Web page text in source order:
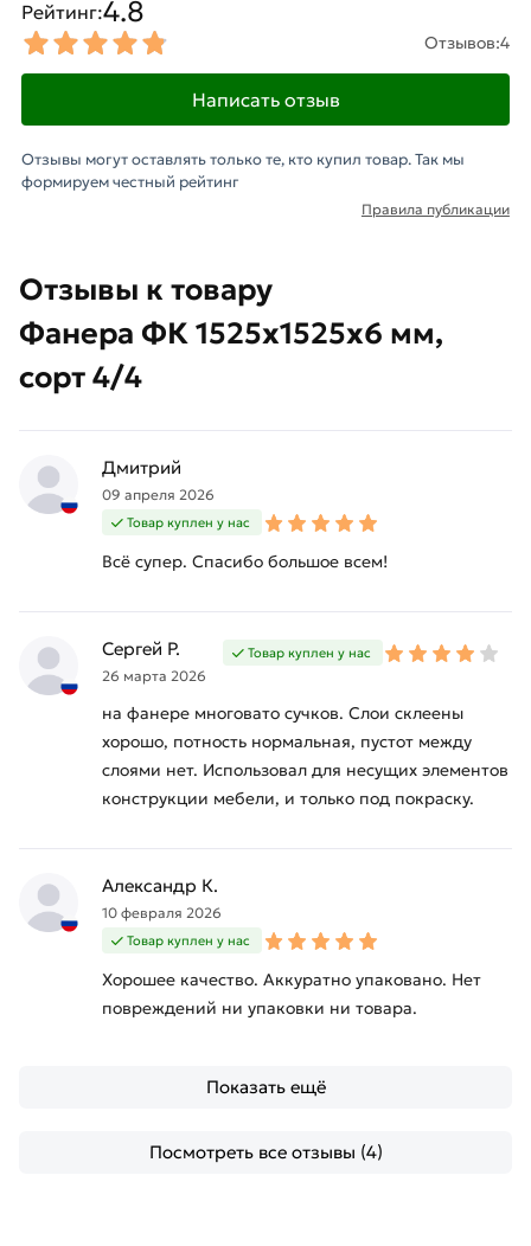
Отзывы к товару
Фанера ФК 1525х1525х6 мм,
сорт 4/4
Дмитрий
09 апреля 2026
Товар куплен у нас
Всё супер. Спасибо большое всем!
Сергей Р.
26 марта 2026
Товар куплен у нас
на фанере многовато сучков. Слои склеены
хорошо, потность нормальная, пустот между
слоями нет. Использовал для несущих элементов
конструкции мебели, и только под покраску.
Александр К.
10 февраля 2026
Товар куплен у нас
Хорошее качество. Аккуратно упаковано. Нет
повреждений ни упаковки ни товара.
Показать ещё
Посмотреть все отзывы (4)
Рейтинг:4.8
Отзывов:4
Написать отзыв
Отзывы могут оставлять только те, кто купил товар. Так мы
формируем честный рейтинг
Правила публикации